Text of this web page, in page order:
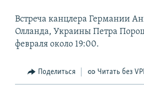
Встреча канцлера Германии
Олланда, Украины Петра
февраля около 19:00.
Поделиться Читать без